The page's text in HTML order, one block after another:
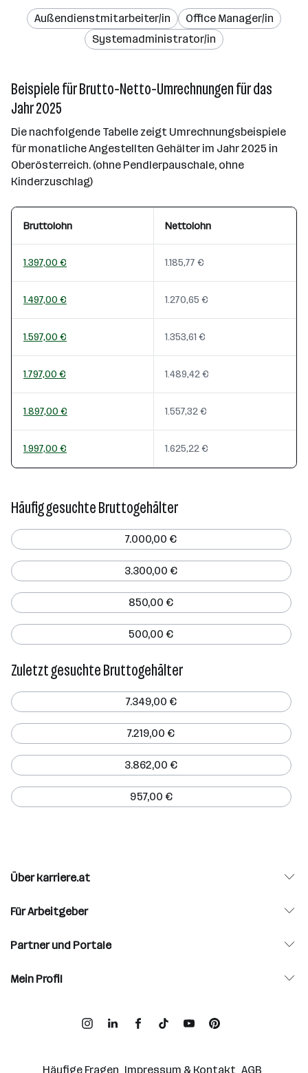
Außendienstmitarbeiter/in
Office Manager/in
Systemadministrator/in
Beispiele für Brutto-Netto-Umrechnungen für das
Jahr 2025
Die nachfolgende Tabelle zeigt Umrechnungsbeispiele
für monatliche Angestellten Gehälter im Jahr 2025 in
Oberösterreich. (ohne Pendlerpauschale, ohne
Kinderzuschlag)
Bruttolohn Nettolohn
1.397,00 € 1.185,77 €
1.497,00 € 1.270,65 €
1.597,00 € 1.353,61 €
1.797,00 € 1.489,42 €
1.897,00 € 1.557,32 €
1.997,00 € 1.625,22 €
Häufig gesuchte Bruttogehälter
7.000,00 €
3.300,00 €
850,00 €
500,00 €
Zuletzt gesuchte Bruttogehälter
7.349,00 €
7.219,00 €
3.862,00 €
957,00 €
Über karriere.at
Für Arbeitgeber
Partner und Portale
Mein Profil
Häufige Fragen Impressum & Kontakt AGB